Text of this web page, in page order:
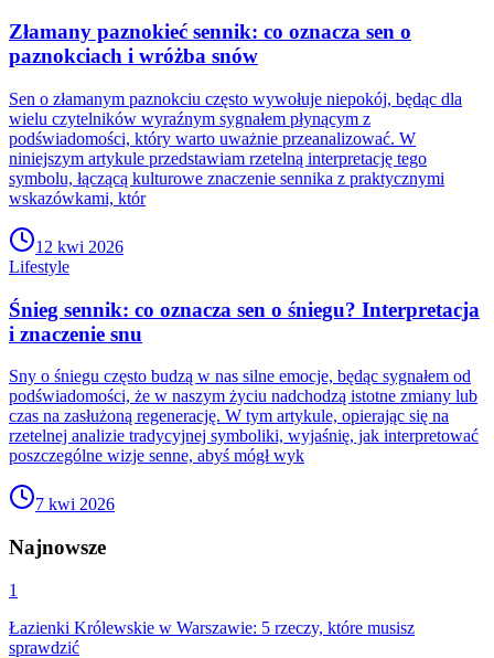
Złamany paznokieć sennik: co oznacza sen o
paznokciach i wróżba snów
Sen o złamanym paznokciu często wywołuje niepokój, będąc dla
wielu czytelników wyraźnym sygnałem płynącym z
podświadomości, który warto uważnie przeanalizować. W
niniejszym artykule przedstawiam rzetelną interpretację tego
symbolu, łączącą kulturowe znaczenie sennika z praktycznymi
wskazówkami, któr
12 kwi 2026
Lifestyle
Śnieg sennik: co oznacza sen o śniegu? Interpretacja
i znaczenie snu
Sny o śniegu często budzą w nas silne emocje, będąc sygnałem od
podświadomości, że w naszym życiu nadchodzą istotne zmiany lub
czas na zasłużoną regenerację. W tym artykule, opierając się na
rzetelnej analizie tradycyjnej symboliki, wyjaśnię, jak interpretować
poszczególne wizje senne, abyś mógł wyk
7 kwi 2026
Najnowsze
1
Łazienki Królewskie w Warszawie: 5 rzeczy, które musisz
sprawdzić